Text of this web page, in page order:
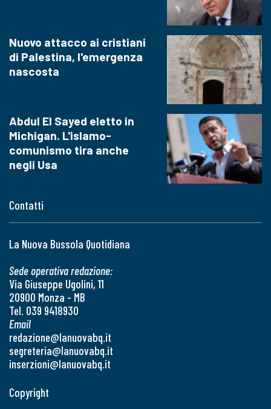
Contatti
La Nuova Bussola Quotidiana
Sede operativa redazione:
Via Giuseppe Ugolini, 11
20900 Monza - MB
Tel. 039 9418930
Email
redazione@lanuovabq.it
segreteria@lanuovabq.it
inserzioni@lanuovabq.it
Nuovo attacco ai cristiani
di Palestina, l'emergenza
nascosta
Abdul El Sayed eletto in
Michigan. L'islamo-
comunismo tira anche
negli Usa
Copyright